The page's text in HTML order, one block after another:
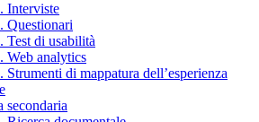
Interviste
Questionari
Test di usabilità
Web analytics
Strumenti di mappatura dell’esperienza
secondaria